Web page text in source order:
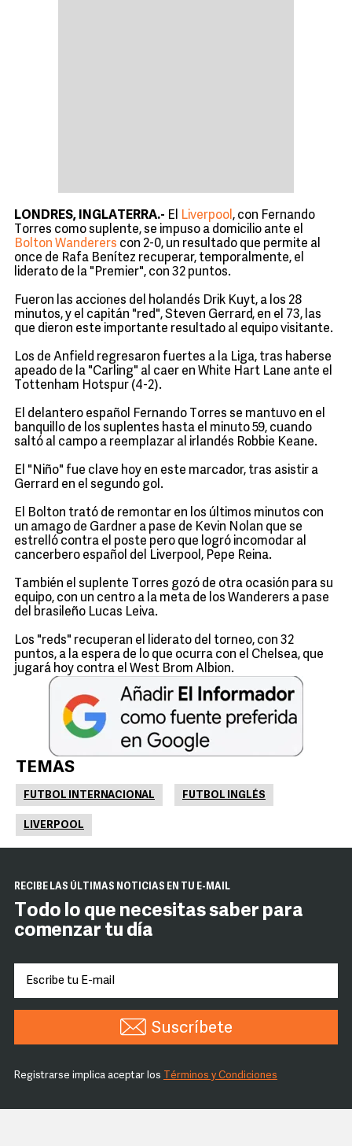
LONDRES, INGLATERRA.- El Liverpool , con Fernando
Torres como suplente, se impuso a domicilio ante el
Bolton Wanderers con 2-0, un resultado que permite al
once de Rafa Benítez recuperar, temporalmente, el
liderato de la "Premier", con 32 puntos.
Fueron las acciones del holandés Drik Kuyt, a los 28
minutos, y el capitán "red", Steven Gerrard, en el 73, las
que dieron este importante resultado al equipo visitante.
Los de Anfield regresaron fuertes a la Liga, tras haberse
apeado de la "Carling" al caer en White Hart Lane ante el
Tottenham Hotspur (4-2).
El delantero español Fernando Torres se mantuvo en el
banquillo de los suplentes hasta el minuto 59, cuando
saltó al campo a reemplazar al irlandés Robbie Keane.
El "Niño" fue clave hoy en este marcador, tras asistir a
Gerrard en el segundo gol.
El Bolton trató de remontar en los últimos minutos con
un amago de Gardner a pase de Kevin Nolan que se
estrelló contra el poste pero que logró incomodar al
cancerbero español del Liverpool, Pepe Reina.
También el suplente Torres gozó de otra ocasión para su
equipo, con un centro a la meta de los Wanderers a pase
del brasileño Lucas Leiva.
Los "reds" recuperan el liderato del torneo, con 32
puntos, a la espera de lo que ocurra con el Chelsea, que
jugará hoy contra el West Brom Albion.
TEMAS
FUTBOL INTERNACIONAL FUTBOL INGLÉS
LIVERPOOL
RECIBE LAS ÚLTIMAS NOTICIAS EN TU E-MAIL
Todo lo que necesitas saber para
comenzar tu día
Suscríbete
Registrarse implica aceptar los Términos y Condiciones